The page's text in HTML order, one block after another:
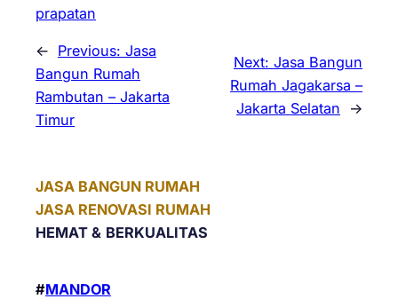
prapatan
← Previous: Jasa
Bangun Rumah
Rambutan – Jakarta
Timur
Next: Jasa Bangun
Rumah Jagakarsa –
Jakarta Selatan
→
JASA BANGUN RUMAH
JASA RENOVASI RUMAH
HEMAT & BERKUALITAS
#MANDOR